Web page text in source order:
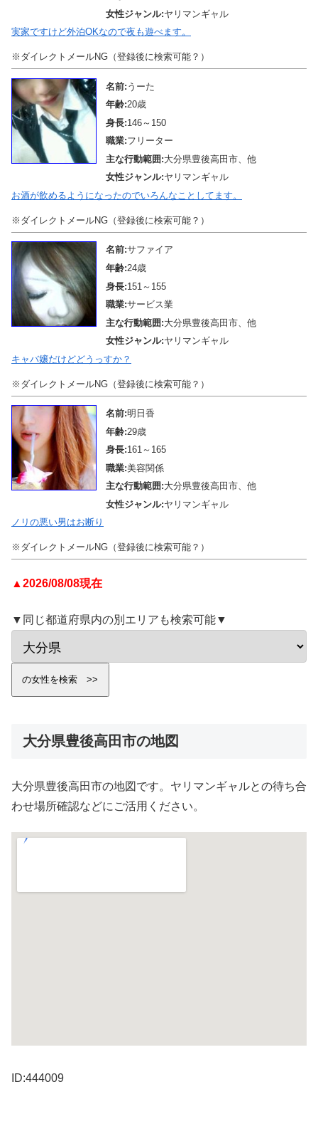
女性ジャンル:ヤリマンギャル
実家ですけど外泊OKなので夜も遊べます。
※ダイレクトメールNG（登録後に検索可能？）
名前: うーた
年齢:20歳
身長:146～150
職業:フリーター
主な行動範囲:大分県豊後高田市、他
女性ジャンル:ヤリマンギャル
お酒が飲めるようになったのでいろんなことしてます。
※ダイレクトメールNG（登録後に検索可能？）
名前:サファイア
年齢:24歳
身長:151～155
職業:サービス業
主な行動範囲:大分県豊後高田市、他
女性ジャンル:ヤリマンギャル
キャバ嬢だけどどうっすか？
※ダイレクトメールNG（登録後に検索可能？）
名前:明日香
年齢:29歳
身長:161～165
職業:美容関係
主な行動範囲:大分県豊後高田市、他
女性ジャンル:ヤリマンギャル
ノリの悪い男はお断り
※ダイレクトメールNG（登録後に検索可能？）
▲2026/08/08現在
▼同じ都道府県内の別エリアも検索可能▼
大分県豊後高田市の地図
大分県豊後高田市の地図です。ヤリマンギャルとの待ち合
わせ場所確認などにご活用ください。
ID:444009